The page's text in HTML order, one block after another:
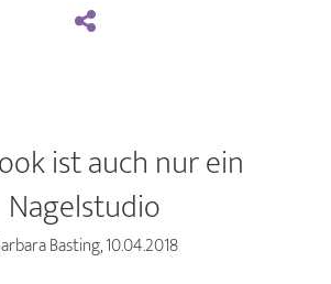
ist auch nur ein
Nagelstudio
Basting, 10.04.2018